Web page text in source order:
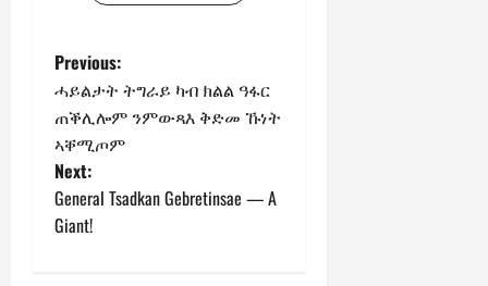
Previous:
ሓይልታት ትግራይ ካብ ክልል ዓፋር
ጠቕሊሎም ንምውጻእ ቅድመ ኹነት
ኣቐሚጦም
Next:
General Tsadkan Gebretinsae — A
Giant!